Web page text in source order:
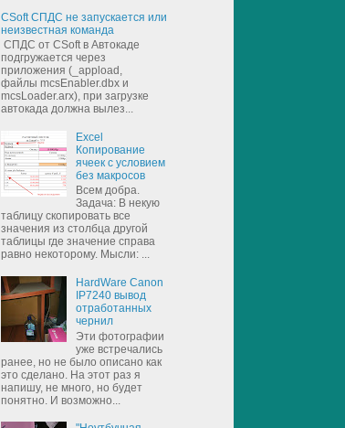
CSoft СПДС не запускается или
неизвестная команда
СПДС от CSoft в Автокаде
подгружается через
приложения (_appload,
файлы mcsEnabler.dbx и
mcsLoader.arx), при загрузке
автокада должна вылез...
Excel
Копирование
ячеек с условием
без макросов
Всем добра.
Задача: В некую
таблицу скопировать все
значения из столбца другой
таблицы где значение справа
равно некоторому. Мысли: ...
HardWare Canon
IP7240 вывод
отработанных
чернил
Эти фотографии
уже встречались
ранее, но не было описано как
это сделано. На этот раз я
напишу, не много, но будет
понятно. И возможно...